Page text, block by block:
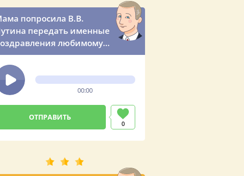
попросила В.В.
передать именные
любимому
00:00
0